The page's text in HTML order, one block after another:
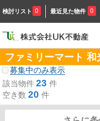
検討リスト 0 最近見た物件 0
ファミリーマート
募集中のみ表示
該当物件 23 件
空き数 20 件